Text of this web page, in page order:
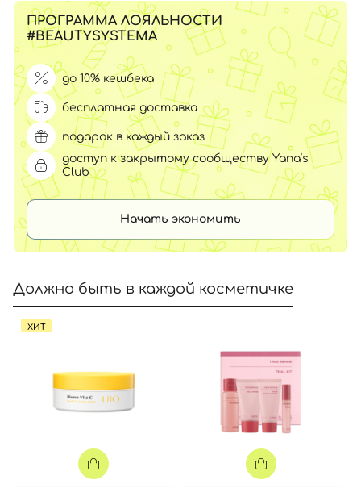
ПРОГРАММА ЛОЯЛЬНОСТИ
#BEAUTYSYSTEMA
до 10% кешбека
бесплатная доставка
подарок в каждый заказ
доступ к закрытому сообществу Yana’s
Club
Начать экономить
Должно быть в каждой косметичке
ХИТ